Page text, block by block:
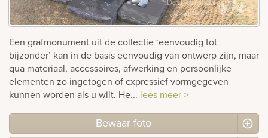
Bekijk
ook:
Een grafmonument uit de collectie ‘eenvoudig tot
bijzonder’ kan in de basis eenvoudig van ontwerp zijn, maar
qua materiaal, accessoires, afwerking en persoonlijke
elementen zo ingetogen of expressief vormgegeven
kunnen worden als u wilt. He... lees meer >
Bewaar foto